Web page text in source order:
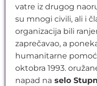
vatre iz drugog
su mnogi civili, ali i
organizacija bili
zaprečavao, a
humanitarne
oktobra 1993.
napad na selo